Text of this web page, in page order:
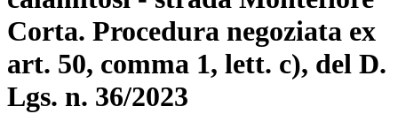
Corta. Procedura negoziata ex
art. 50, comma 1, lett. c), del D.
Lgs. n. 36/2023